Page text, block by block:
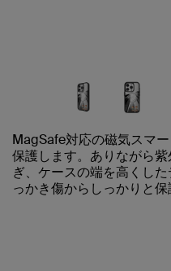
MagSafe対応の磁気スマ
保護します。ありながら
ぎ、ケースの端を高くし
っかき傷からしっかりと保